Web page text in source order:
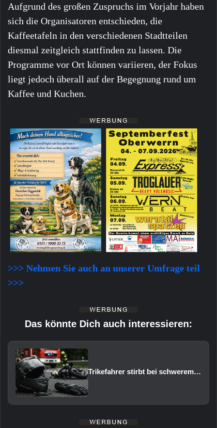
Aufgrund des großen Zuspruchs im Vorjahr haben
sich die Organisatoren entschieden, die
Kaffeetafeln in den verschiedenen Stadtteilen
diesmal zeitgleich stattfinden zu lassen. Die
Programme vor Ort können variieren, der Fokus
liegt jedoch überall auf der Begegnung rund um
Kaffee und Kuchen.
>>> Nehmen Sie auch an unserer Umfrage teil
>>>
Das könnte Dich auch interessieren:
Trikefahrer stirbt bei schwerem Verkehrsunfall auf der B303